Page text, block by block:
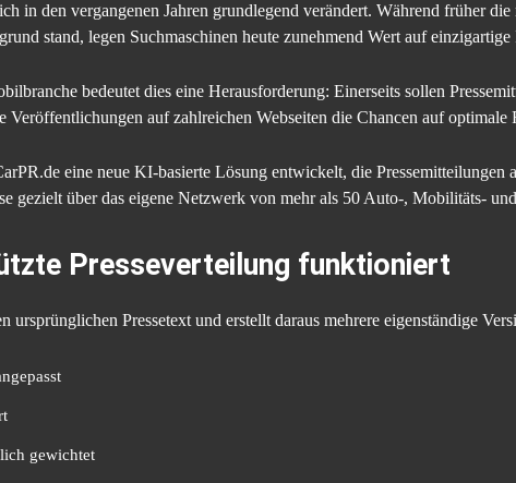
in den vergangenen Jahren grundlegend verändert. Während früher
stand, legen Suchmaschinen heute zunehmend Wert auf
bedeutet dies eine Herausforderung: Einerseits sollen
Veröffentlichungen auf zahlreichen Webseiten die Chancen auf optimale
eine neue KI-basierte Lösung entwickelt, die Pressemitteilungen
gezielt über das eigene Netzwerk von mehr als 50 Auto-, Mobilitäts-
Presseverteilung funktioniert
ursprünglichen Pressetext und erstellt daraus mehrere eigenständige
gewichtet